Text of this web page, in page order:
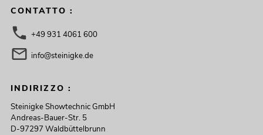
CONTATTO :
+49 931 4061 600
info@steinigke.de
INDIRIZZO :
Steinigke Showtechnic GmbH
Andreas-Bauer-Str. 5
D-97297 Waldbüttelbrunn